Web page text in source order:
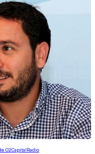
O2CapitalRadio